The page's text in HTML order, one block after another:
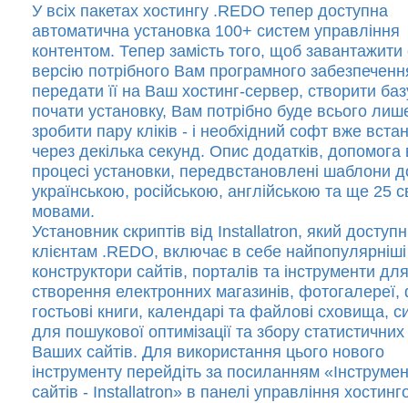
У всіх пакетах хостингу .REDO тепер доступна
автоматична установка 100+ систем управління
контентом. Тепер замість того, щоб
версію потрібного Вам програмного
передати її на Ваш хостинг-сервер, створити
почати установку, Вам потрібно буде всього
зробити пару кліків - і необхідний софт вже
через декілька секунд. Опис додатків, допомога
процесі установки, передвстановлені шаблони
українською, російською, англійською та ще 25
мовами.
Установник скриптів від Installatron, який
клієнтам .REDO, включає в себе найпопулярніші
конструктори сайтів, порталів та інструменти для
створення електронних магазинів,
гостьові книги, календарі та файлові сховища,
для пошукової оптимізації та збору
Ваших сайтів. Для використання цього нового
інструменту перейдіть за посиланням
сайтів - Installatron» в панелі управління